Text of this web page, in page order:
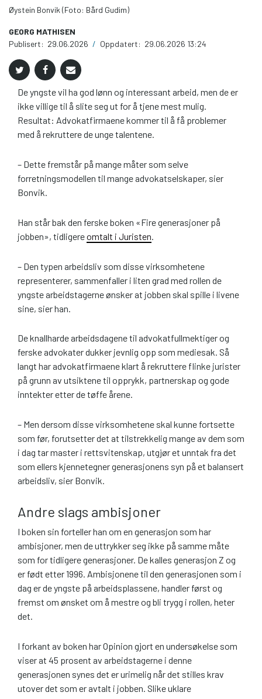
Øystein Bonvik (Foto: Bård Gudim)
GEORG MATHISEN
Publisert: 29.06.2026 / Oppdatert: 29.06.2026 13:24
De yngste vil ha god lønn og interessant arbeid, men de er
ikke villige til å slite seg ut for å tjene mest mulig.
Resultat: Advokatfirmaene kommer til å få problemer
med å rekruttere de unge talentene.
– Dette fremstår på mange måter som selve
forretningsmodellen til mange advokatselskaper, sier
Bonvik.
Han står bak den ferske boken «Fire generasjoner på
jobben», tidligereomtalt i Juristen.
– Den typen arbeidsliv som disse virksomhetene
representerer, sammenfaller i liten grad med rollen de
yngste arbeidstagerne ønsker at jobben skal spille i livene
sine, sier han.
De knallharde arbeidsdagene til advokatfullmektiger og
ferske advokater dukker jevnlig opp som mediesak. Så
langt har advokatfirmaene klart å rekruttere flinke jurister
på grunn av utsiktene til opprykk, partnerskap og gode
inntekter etter de tøffe årene.
– Men dersom disse virksomhetene skal kunne fortsette
som før, forutsetter det at tilstrekkelig mange av dem som
i dag tar master i rettsvitenskap, utgjør et unntak fra det
som ellers kjennetegner generasjonens syn på et balansert
arbeidsliv, sier Bonvik.
Andre slags ambisjoner
I boken sin forteller han om en generasjon som har
ambisjoner, men de uttrykker seg ikke på samme måte
som for tidligere generasjoner. De kalles generasjon Z og
er født etter 1996. Ambisjonene til den generasjonen som i
dag er de yngste på arbeidsplassene, handler først og
fremst om ønsket om å mestre og bli trygg i rollen, heter
det.
I forkant av boken har Opinion gjort en undersøkelse som
viser at 45 prosent av arbeidstagerne i denne
generasjonen synes det er urimelig når det stilles krav
utover det som er avtalt i jobben. Slike uklare